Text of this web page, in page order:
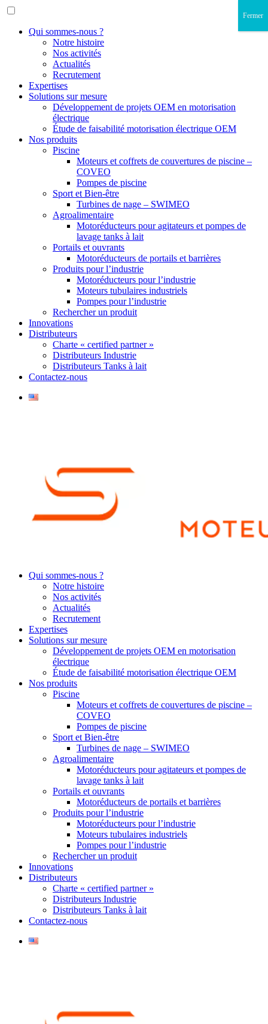
Qui sommes-nous ?
Notre histoire
Nos activités
Actualités
Recrutement
Expertises
Solutions sur mesure
Développement de projets OEM en motorisation
électrique
Étude de faisabilité motorisation électrique OEM
Nos produits
Piscine
Moteurs et coffrets de couvertures de piscine –
COVEO
Pompes de piscine
Sport et Bien-être
Turbines de nage – SWIMEO
Agroalimentaire
Motoréducteurs pour agitateurs et pompes de
lavage tanks à lait
Portails et ouvrants
Motoréducteurs de portails et barrières
Produits pour l’industrie
Motoréducteurs pour l’industrie
Moteurs tubulaires industriels
Pompes pour l’industrie
Rechercher un produit
Innovations
Distributeurs
Charte « certified partner »
Distributeurs Industrie
Distributeurs Tanks à lait
Contactez-nous
Qui sommes-nous ?
Notre histoire
Nos activités
Actualités
Recrutement
Expertises
Solutions sur mesure
Développement de projets OEM en motorisation
électrique
Étude de faisabilité motorisation électrique OEM
Nos produits
Piscine
Moteurs et coffrets de couvertures de piscine –
COVEO
Pompes de piscine
Sport et Bien-être
Turbines de nage – SWIMEO
Agroalimentaire
Motoréducteurs pour agitateurs et pompes de
lavage tanks à lait
Portails et ouvrants
Motoréducteurs de portails et barrières
Produits pour l’industrie
Motoréducteurs pour l’industrie
Moteurs tubulaires industriels
Pompes pour l’industrie
Rechercher un produit
Innovations
Distributeurs
Charte « certified partner »
Distributeurs Industrie
Distributeurs Tanks à lait
Contactez-nous
Fermer